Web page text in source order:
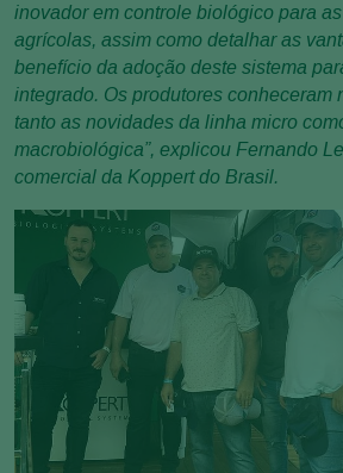
inovador em controle biológico para
agrícolas, assim como detalhar as
benefício da adoção deste sistema
integrado. Os produtores conheceram
tanto as novidades da linha micro
macrobiológica”, explicou Fernando
comercial da Koppert do Brasil.